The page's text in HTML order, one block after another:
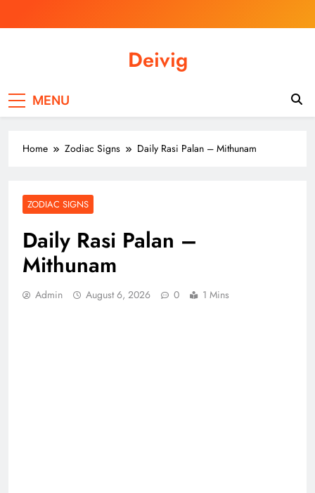
Deivig
MENU
Home Zodiac Signs Daily Rasi Palan – Mithunam
ZODIAC SIGNS
Daily Rasi Palan –
Mithunam
Admin August 6, 2026 0 1 Mins